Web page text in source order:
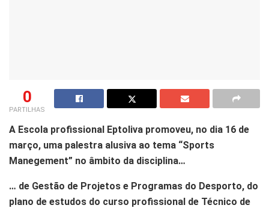
0
PARTILHAS
A Escola profissional Eptoliva promoveu, no dia 16 de
março, uma palestra alusiva ao tema “Sports
Manegement” no âmbito da disciplina…
… de Gestão de Projetos e Programas do Desporto, do
plano de estudos do curso profissional de Técnico de